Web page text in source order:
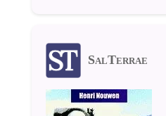
SalTerrae